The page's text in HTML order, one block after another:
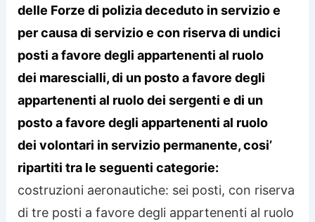
delle Forze di polizia deceduto in servizio e
per causa di servizio e con riserva di undici
posti a favore degli appartenenti al ruolo
dei marescialli, di un posto a favore degli
appartenenti al ruolo dei sergenti e di un
posto a favore degli appartenenti al ruolo
dei volontari in servizio permanente, cosi’
ripartiti tra le seguenti categorie:
costruzioni aeronautiche: sei posti, con riserva
di tre posti a favore degli appartenenti al ruolo